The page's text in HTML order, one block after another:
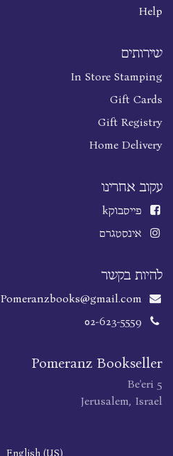
Help
שירותים
In Store Stamping
Gift Cards
Gift Registry
Home Delivery
עקוב אחרינו
פייסבוקk
אינסטגרם
להיות בקשר
Pomeranzbooks@gmail.com
02-623-5559
Pomeranz Bookseller
Be'eri 5
Jerusalem, Israel